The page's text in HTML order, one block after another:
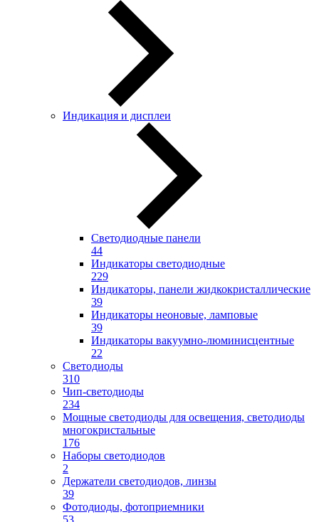
Индикация и дисплеи
Светодиодные панели
44
Индикаторы светодиодные
229
Индикаторы, панели жидкокристаллические
39
Индикаторы неоновые, ламповые
39
Индикаторы вакуумно-люминисцентные
22
Светодиоды
310
Чип-светодиоды
234
Мощные светодиоды для освещения, светодиоды
многокристальные
176
Наборы светодиодов
2
Держатели светодиодов, линзы
39
Фотодиоды, фотоприемники
53